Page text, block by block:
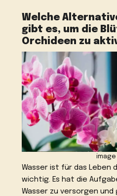
Welche
gibt es, um die
Orchideen zu
image
Wasser ist für das Leben
wichtig. Es hat die
Wasser zu versorgen